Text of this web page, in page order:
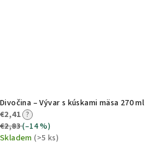
Divočina – Vývar s kúskami mäsa 270 ml
€2,41 ?
€2,83(–14 %)
Skladem(>5 ks)